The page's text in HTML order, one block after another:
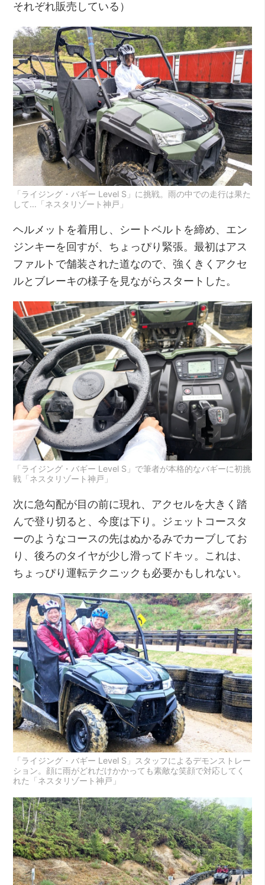
それぞれ販売している）
「ライジング・バギー Level S」に挑戦。雨の中での走行は果た
して…「ネスタリゾート神戸」
ヘルメットを着用し、シートベルトを締め、エン
ジンキーを回すが、ちょっぴり緊張。最初はアス
ファルトで舗装された道なので、強くきくアクセ
ルとブレーキの様子を見ながらスタートした。
「ライジング・バギー Level S」で筆者が本格的なバギーに初挑
戦「ネスタリゾート神戸」
次に急勾配が目の前に現れ、アクセルを大きく踏
んで登り切ると、今度は下り。ジェットコースタ
ーのようなコースの先はぬかるみでカーブしてお
り、後ろのタイヤが少し滑ってドキッ。これは、
ちょっぴり運転テクニックも必要かもしれない。
「ライジング・バギー Level S」スタッフによるデモンストレー
ション。顔に雨がどれだけかかっても素敵な笑顔で対応してく
れた「ネスタリゾート神戸」